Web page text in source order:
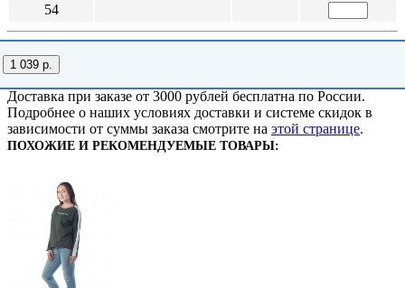
54
1 039 р.
Доставка при заказе от 3000 рублей бесплатна по России.
Подробнее о наших условиях доставки и системе скидок в
зависимости от суммы заказа смотрите на этой странице.
ПОХОЖИЕ И РЕКОМЕНДУЕМЫЕ ТОВАРЫ: